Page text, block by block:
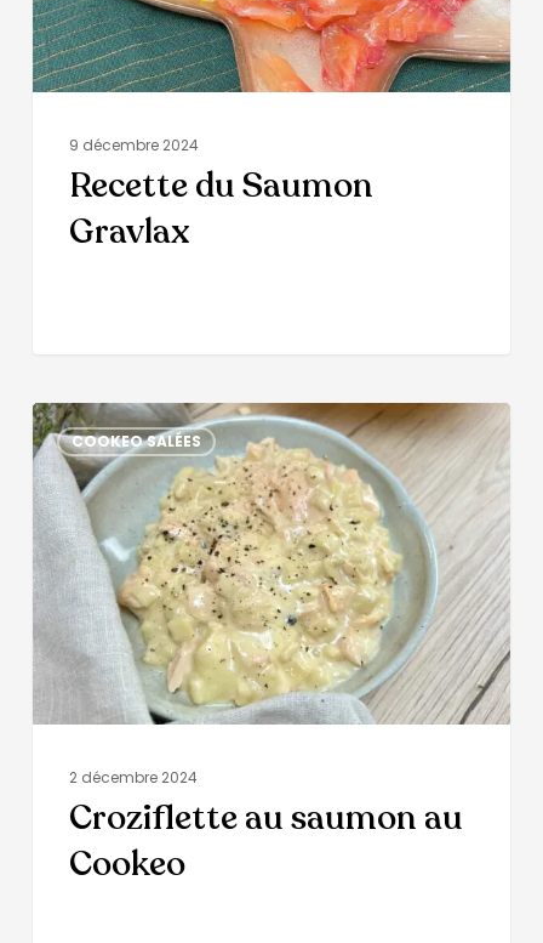
9 décembre 2024
Recette du Saumon
Gravlax
COOKEO SALÉES
2 décembre 2024
Croziflette au saumon au
Cookeo